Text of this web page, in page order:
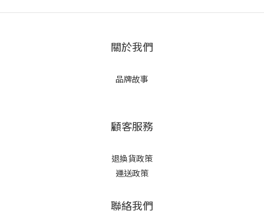
關於我們
品牌故事
顧客服務
退換貨政策
運送政策
聯絡我們